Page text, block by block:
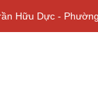
Hữu Dực -